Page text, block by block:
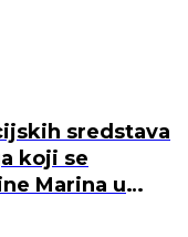
sredstava
koji se
Marina u